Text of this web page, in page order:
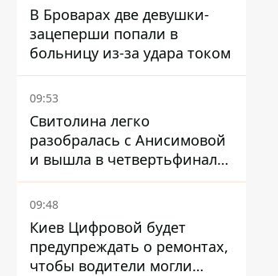
В Броварах две девушки-
зацеперши попали в
больницу из-за удара током
09:53
Свитолина легко
разобралась с Анисимовой
и вышла в четвертьфинал
турнира в Торонто
09:48
Киев Цифровой будет
предупреждать о ремонтах,
чтобы водители могли